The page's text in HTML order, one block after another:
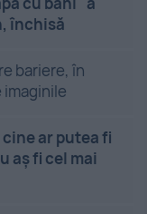
închisă
bariere, în
imaginile
ar putea fi
aș fi cel mai